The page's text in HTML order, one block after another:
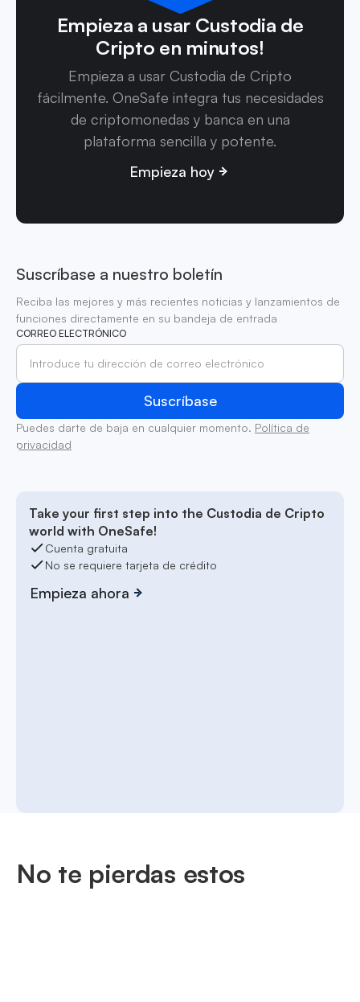
Empieza a usar Custodia de
Cripto en minutos!
Empieza a usar Custodia de Cripto
fácilmente. OneSafe integra tus necesidades
de criptomonedas y banca en una
plataforma sencilla y potente.
Empieza hoy
Suscríbase a nuestro boletín
Reciba las mejores y más recientes noticias y lanzamientos de
funciones directamente en su bandeja de entrada
CORREO ELECTRÓNICO
Puedes darte de baja en cualquier momento. Política de
privacidad
Take your first step into the Custodia de Cripto
world with OneSafe!
Cuenta gratuita
No se requiere tarjeta de crédito
Empieza ahora
No te pierdas estos